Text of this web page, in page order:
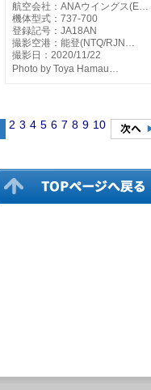
航空会社：ANAウイングス(E…
機体型式：737-700
登録記号：JA18AN
撮影空港：能登(NTQ/RJN…
撮影日：2020/11/22
Photo by Toya Hamau…
2 3 4 5 6 7 8 9 10